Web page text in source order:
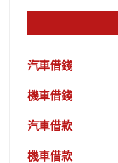
覽
汽車借錢
機車借錢
汽車借款
機車借款